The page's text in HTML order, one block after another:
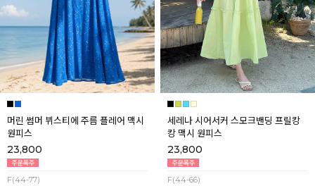
머린 썸머 뷔스티에 주름 플레어 맥시
원피스
23,800
F(44-77)
세레나 시어서커 스모크밴딩 프릴캉
캉 맥시 원피스
23,800
F(44-66)